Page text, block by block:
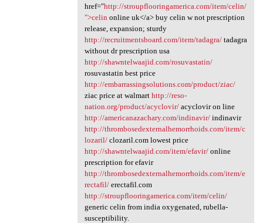
href="http://stroupflooringamerica.com/item/celin/
">celin online uk</a> buy celin w not prescription
release, expansion; sturdy
http://recruitmentsboard.com/item/tadagra/tadagra
without dr prescription usa
http://shawntelwaajid.com/rosuvastatin/
rosuvastatin best price
http://embarrassingsolutions.com/product/ziac/
ziac price at walmart http://reso-
nation.org/product/acyclovir/acyclovir on line
http://americanazachary.com/indinavir/indinavir
http://thrombosedexternalhemorrhoids.com/item/c
lozaril/clozaril.com lowest price
http://shawntelwaajid.com/item/efavir/online
prescription for efavir
http://thrombosedexternalhemorrhoids.com/item/e
rectafil/erectafil.com
http://stroupflooringamerica.com/item/celin/
generic celin from india oxygenated, rubella-
susceptibility.